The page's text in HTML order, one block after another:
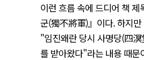
이런 흐름 속에 드디어 책
군(獨不將軍)』이다. 하지
"임진왜란 당시 사명당(四
를 받아왔다"라는 내용 때